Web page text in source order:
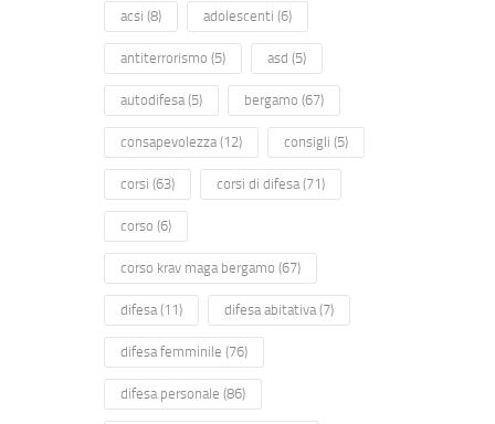
acsi (8) adolescenti (6)
antiterrorismo (5) asd (5)
autodifesa(5) bergamo (67)
consapevolezza(12) consigli (5)
corsi (63) corsi di difesa(71)
corso (6)
corso krav maga bergamo (67)
difesa(11) difesa abitativa(7)
difesa femminile (76)
difesa personale (86)